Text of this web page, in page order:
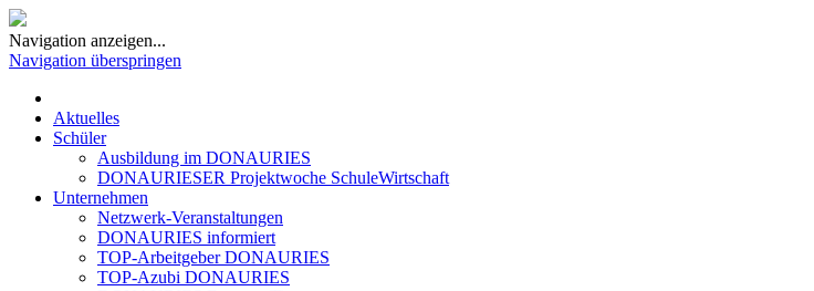
Navigation anzeigen...
Navigation überspringen
Aktuelles
Schüler
Ausbildung im DONAURIES
DONAURIESER Projektwoche SchuleWirtschaft
Unternehmen
Netzwerk-Veranstaltungen
DONAURIES informiert
TOP-Arbeitgeber DONAURIES
TOP-Azubi DONAURIES